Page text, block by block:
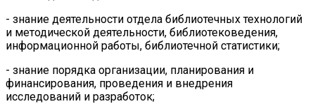
- знание деятельности отдела библиотечных технологий
и методической деятельности, библиотековедения,
информационной работы, библиотечной статистики;
- знание порядка организации, планирования и
финансирования, проведения и внедрения
исследований и разработок;